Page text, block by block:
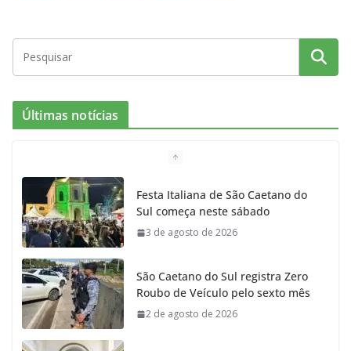
c
b
o
o
k
a
g
r
a
m
k t
r
u
e
Últimas notícias
Festa Italiana de São Caetano do
Sul começa neste sábado
3 de agosto de 2026
São Caetano do Sul registra Zero
Roubo de Veículo pelo sexto mês
2 de agosto de 2026